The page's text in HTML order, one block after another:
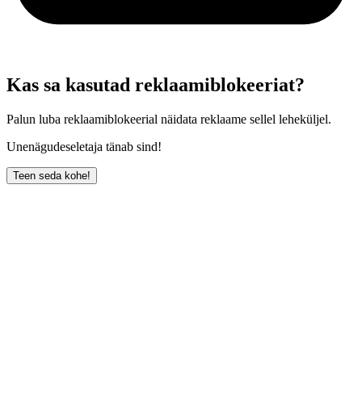
Kas sa kasutad reklaamiblokeeriat?
Palun luba reklaamiblokeerial näidata reklaame sellel leheküljel.
Unenägudeseletaja tänab sind!
Teen seda kohe!